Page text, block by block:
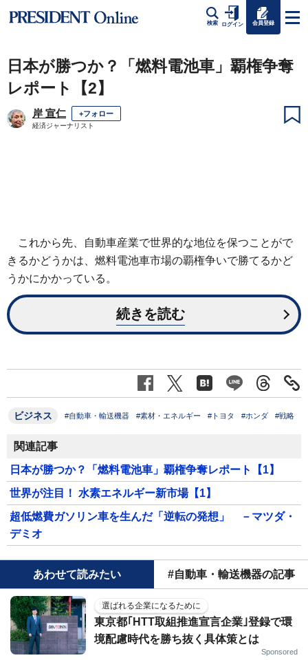
検索 ログイン 会員登録
日本が勝つか？「燃料電池車」覇権争奪
レポート【2】
岸 宣仁 +フォロー
経済ジャーナリスト
これから先、自動車産業で世界的な地位を保つことがで
きるかどうかは、燃料電池車市場の覇権争いで勝てるかど
うかにかかっている。
続きを読む
ビジネス #自動車・輸送機器 #素材・エネルギー #トヨタ #ホンダ #戦略
関連記事
日本が勝つか？「燃料電池車」覇権争奪レポート【1】
世界が注目！ 水素エネルギー新市場【1】
超低燃費ガソリン車を生んだ「逆転の発想」 －マツダ・
デミオ
あわせて読みたい #自動車・輸送機器の記事
選ばれる企業になるために
東京都｢HTT取組推進宣言企業｣登録で環
境配慮時代を勝ち抜く具体策とは
Sponsored